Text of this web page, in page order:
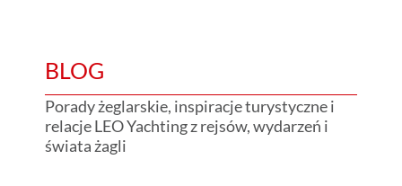
BLOG
Porady żeglarskie, inspiracje turystyczne i
relacje LEO Yachting z rejsów, wydarzeń i
świata żagli